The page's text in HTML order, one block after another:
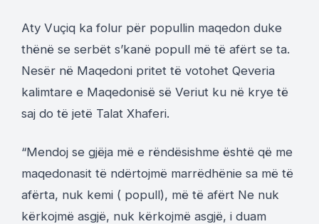
Aty Vuçiq ka folur për popullin maqedon duke
thënë se serbët s’kanë popull më të afërt se ta.
Nesër në Maqedoni pritet të votohet Qeveria
kalimtare e Maqedonisë së Veriut ku në krye të
saj do të jetë Talat Xhaferi.
“Mendoj se gjëja më e rëndësishme është që me
maqedonasit të ndërtojmë marrëdhënie sa më të
afërta, nuk kemi ( popull), më të afërt Ne nuk
kërkojmë asgjë, nuk kërkojmë asgjë, i duam